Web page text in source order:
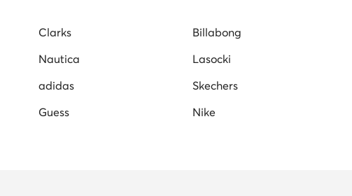
Clarks
Billabong
Nautica
Lasocki
adidas
Skechers
Guess Nike